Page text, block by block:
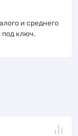
и среднего
ключ.